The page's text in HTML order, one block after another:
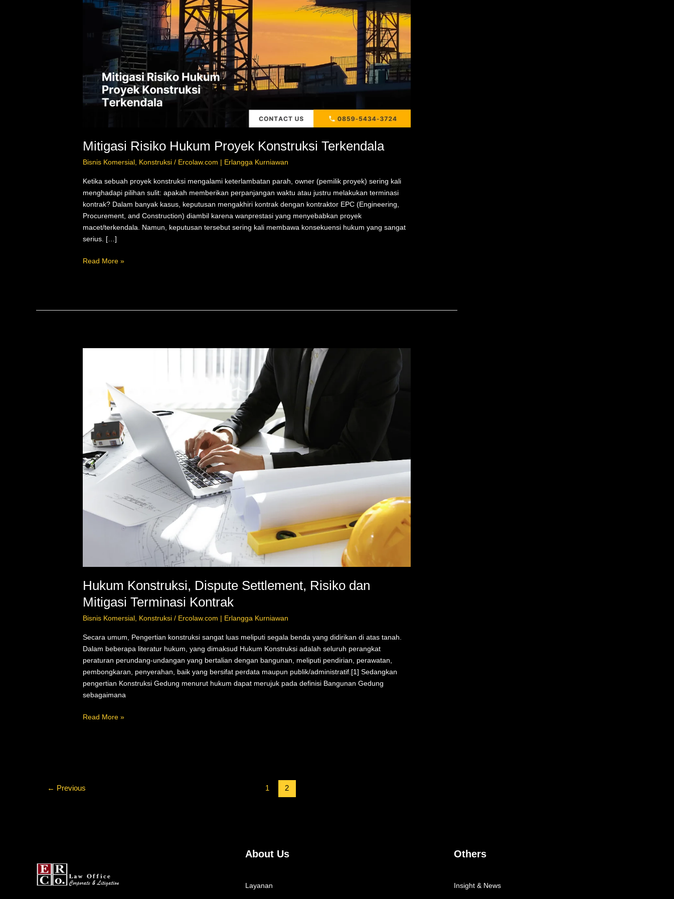
Mitigasi Risiko Hukum Proyek Konstruksi Terkendala
Bisnis Komersial, Konstruksi / Ercolaw.com | Erlangga Kurniawan
Ketika sebuah proyek konstruksi mengalami keterlambatan parah, owner (pemilik proyek) sering kali
menghadapi pilihan sulit: apakah memberikan perpanjangan waktu atau justru melakukan terminasi
kontrak? Dalam banyak kasus, keputusan mengakhiri kontrak dengan kontraktor EPC (Engineering,
Procurement, and Construction) diambil karena wanprestasi yang menyebabkan proyek
macet/terkendala. Namun, keputusan tersebut sering kali membawa konsekuensi hukum yang sangat
serius. […]
Terkendala
Read More »
Hukum Konstruksi, Dispute Settlement, Risiko dan
Mitigasi Terminasi Kontrak
Bisnis Komersial Konstruksi / Ercolaw.com | Erlangga Kurniawan
Secara umum, Pengertian konstruksi sangat luas meliputi segala benda yang didirikan di atas tanah.
Dalam beberapa literatur hukum, yang dimaksud Hukum Konstruksi adalah seluruh perangkat
peraturan perundang-undangan yang bertalian dengan bangunan, meliputi pendirian, perawatan,
pembongkaran, penyerahan, baik yang bersifat perdata maupun publik/administratif.[1] Sedangkan
pengertian Konstruksi Gedung menurut hukum dapat merujuk pada definisi Bangunan Gedung
sebagaimana
Settlement,
Mitigasi
Terminasi
Kontrak
Read More »
← Previous 1 2
About Us
Layanan
Others
Insight & News